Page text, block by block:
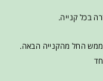
בכל קנייה.
לממש החל מהקנייה הבאה.